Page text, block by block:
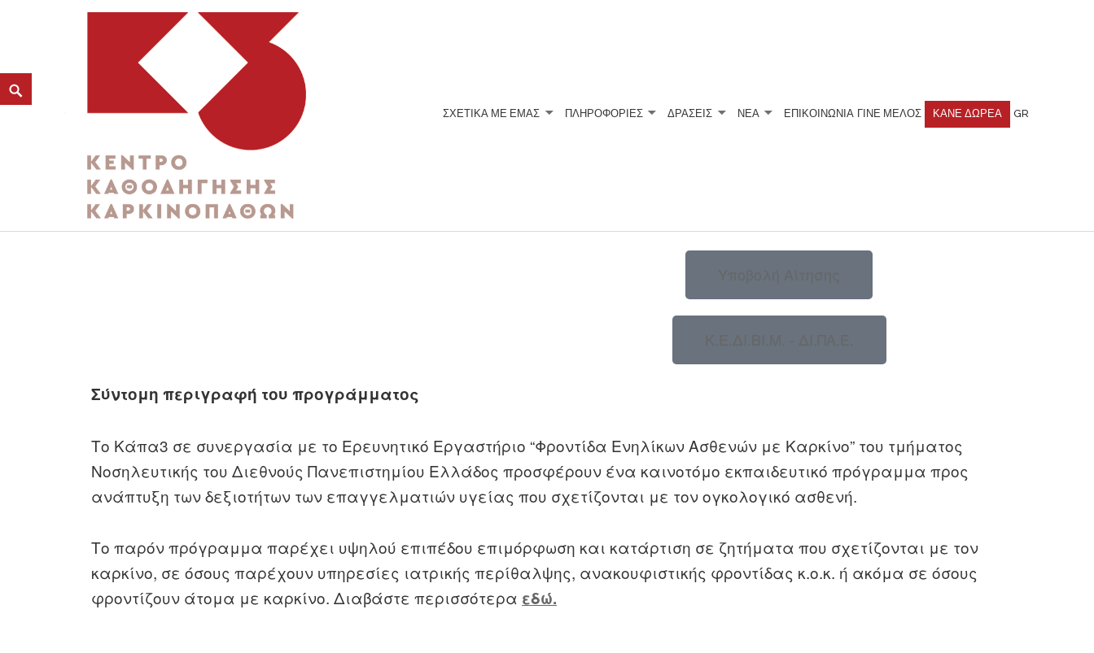
K3
ΚΕΝΤΡΟ ΚΑΘΟΔΗΓΗΣΗΣ ΚΑΡΚΙΝΟΠΑΘΩΝ
ΣΧΕΤΙΚΆ ΜΕ ΕΜΆΣ ΠΛΗΡΟΦΟΡΙΕΣ ΔΡΑΣΕΙΣ ΝΕΑ ΕΠΙΚΟΙΝΩΝΙΑ ΓΊΝΕ ΜΈΛΟΣ ΚΆΝΕ ΔΩΡΕΆ GR
ΔΕΞΙΟΤΗΤΕΣ ΣΤΗ ΦΡΟΝΤΙΔΑ ΤΩΝ ΑΣΘΕΝΩΝ ΜΕ ΚΑΡΚΙΝΟ ΚΑΙ ΤΩΝ
ΦΡΟΝΤΙΣΤΩΝ ΤΟΥΣ
Υποβολή Αίτησης
Κ.Ε.ΔΙ.ΒΙ.Μ. - ΔΙ.ΠΑ.Ε.
Σύντομη περιγραφή του προγράμματος
Το Κάπα3 σε συνεργασία με το Ερευνητικό Εργαστήριο “Φροντίδα Ενηλίκων Ασθενών με Καρκίνο” του τμήματος
Νοσηλευτικής του Διεθνούς Πανεπιστημίου Ελλάδος προσφέρουν ένα καινοτόμο εκπαιδευτικό πρόγραμμα προς
ανάπτυξη των δεξιοτήτων των επαγγελματιών υγείας που σχετίζονται με τον ογκολογικό ασθενή.
Το παρόν πρόγραμμα παρέχει υψηλού επιπέδου επιμόρφωση και κατάρτιση σε ζητήματα που σχετίζονται με τον
καρκίνο, σε όσους παρέχουν υπηρεσίες ιατρικής περίθαλψης, ανακουφιστικής φροντίδας κ.ο.κ. ή ακόμα σε όσους
φροντίζουν άτομα με καρκίνο. Διαβάστε περισσότερα εδώ.